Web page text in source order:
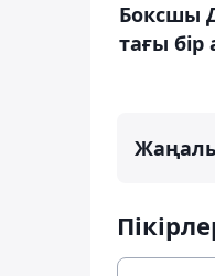
Боксшы
тағы